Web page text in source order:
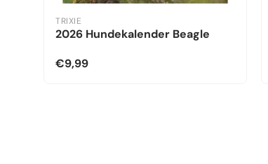
TRIXIE
2026 Hundekalender Beagle
€9,99